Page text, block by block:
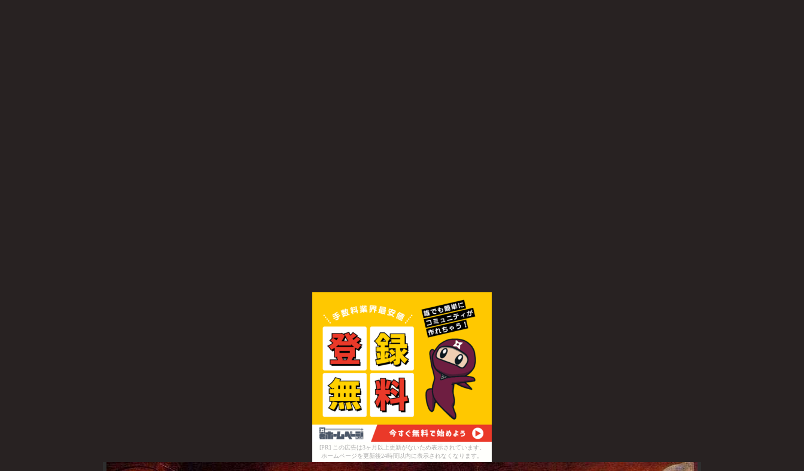
[PR] この広告は3ヶ月以上更新がないため表示されています。
ホームページを更新後24時間以内に表示されなくなります。